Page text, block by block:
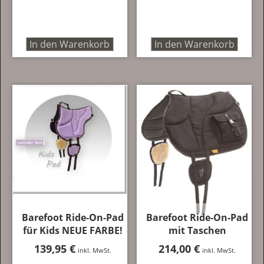
In den Warenkorb In den Warenkorb
Barefoot Ride-On-Pad
für Kids NEUE FARBE!
139,95 € inkl. MwSt.
Barefoot Ride-On-Pad
mit Taschen
214,00€ inkl. MwSt.